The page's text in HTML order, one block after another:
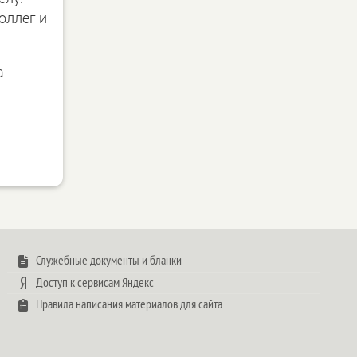
и
Служебные документы и бланки
Доступ к сервисам Яндекс
Правила написания материалов для сайта